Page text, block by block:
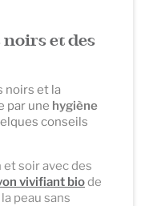
et des
noirs et la
par une hygiène
conseils
soir avec des
vivifiant biode
peau sans